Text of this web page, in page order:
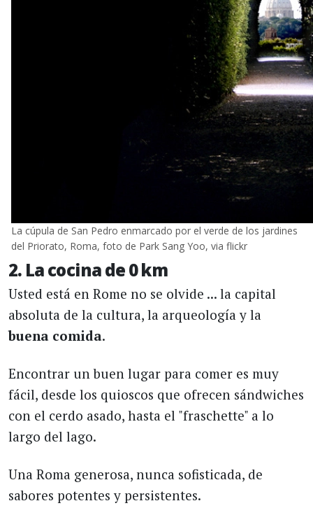
La cúpula de San Pedro enmarcado por el verde de los jardines
del Priorato, Roma, foto de Park Sang Yoo, via flickr
2. La cocina de 0 km
Usted está en Rome no se olvide ... la capital
absoluta de la cultura, la arqueología y la
buena comida.
Encontrar un buen lugar para comer es muy
fácil, desde los quioscos que ofrecen sándwiches
con el cerdo asado, hasta el "fraschette" a lo
largo del lago.
Una Roma generosa, nunca sofisticada, de
sabores potentes y persistentes.